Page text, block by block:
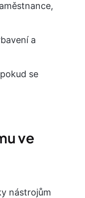
a
se
ve
nástrojům